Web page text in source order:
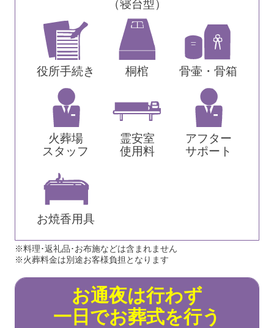
（寝台型）
役所手続き 桐棺 骨壷・骨箱
火葬場
スタッフ
霊安室
使用料
アフター
サポート
お焼香用具
※料理･返礼品･お布施などは含まれません
※火葬料金は別途お客様負担となります
お通夜は行わず
一日でお葬式を行う